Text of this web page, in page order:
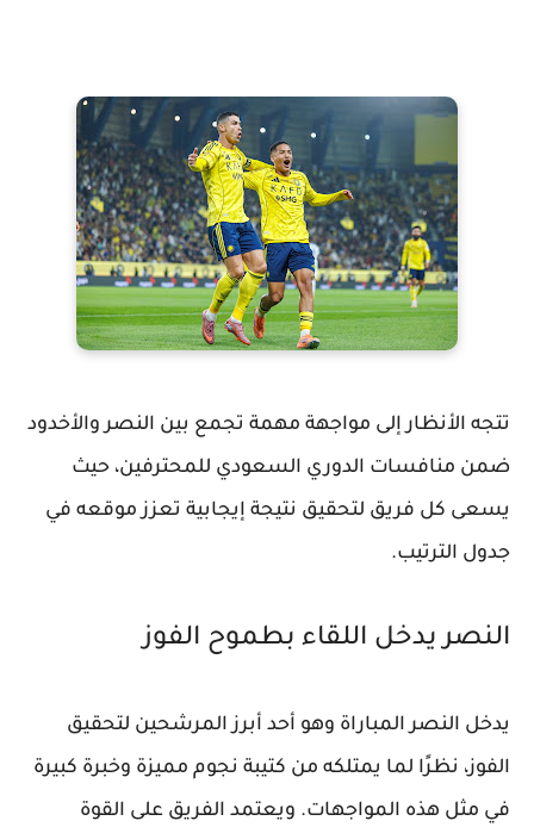
تتجه الأنظار إلى مواجهة مهمة تجمع بين النصر والأخدود
ضمن منافسات الدوري السعودي للمحترفين، حيث
يسعى كل فريق لتحقيق نتيجة إيجابية تعزز موقعه في
جدول الترتيب.
النصر يدخل اللقاء بطموح الفوز
يدخل النصر المباراة وهو أحد أبرز المرشحين لتحقيق
الفوز، نظرًا لما يمتلكه من كتيبة نجوم مميزة وخبرة كبيرة
في مثل هذه المواجهات. ويعتمد الفريق على القوة